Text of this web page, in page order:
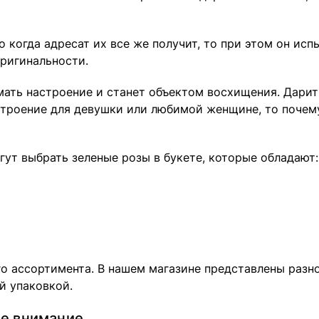
адресат их все же получит, то при этом он
настроение и станет объектом восхищения.
для девушки или любимой женщине, то
выбрать зеленые розы в букете, которые обладают:
ассортимента. В нашем магазине представлены
упаковкой.